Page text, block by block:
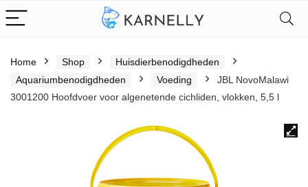
Home Shop
Huisdierbenodigdheden
Aquariumbenodigdheden
Voeding
JBL NovoMalawi
3001200 Hoofdvoer voor algenetende cichliden, vlokken, 5,5 l